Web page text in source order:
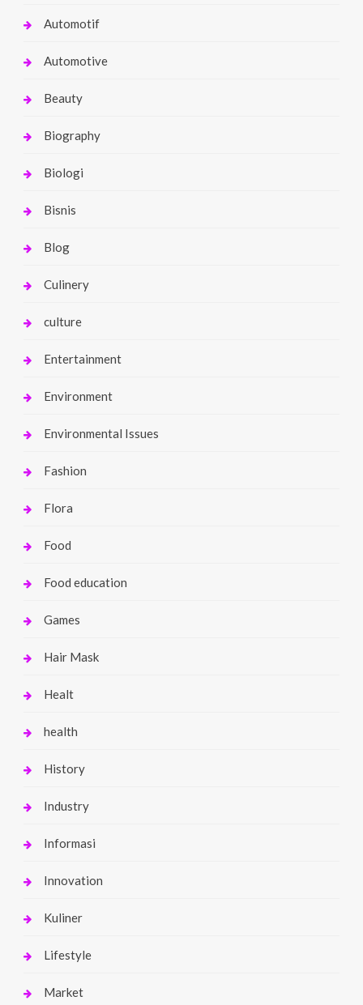
Automotif
Automotive
Beauty
Biography
Biologi
Bisnis
Blog
Culinery
culture
Entertainment
Environment
Environmental Issues
Fashion
Flora
Food
Food education
Games
Hair Mask
Healt
health
History
Industry
Informasi
Innovation
Kuliner
Lifestyle
Market